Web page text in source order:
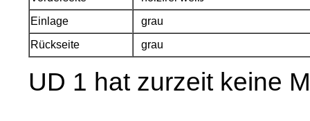
Einlage
grau
Rückseite
grau
UD 1 hat zurzeit keine